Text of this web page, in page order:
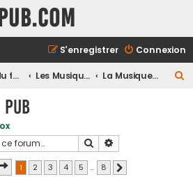
Connexion
S’enregistrer
Index du forum Les Musiques De Pubs La Musique & la Pub
Rechercher
Page 1sur8
1 2 3 4 5 … 8